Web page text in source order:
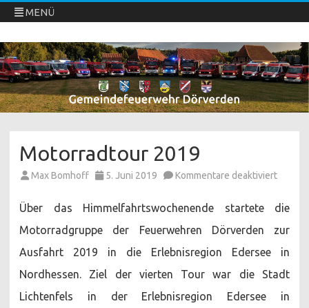
MENÜ
Freiwillige Feuerwehren Dörverden
Direkt
zum
Inhalt
springen
Motorradtour 2019
Max Bomhoff 5. Juni 2019 Kommentare deaktiviertfür
Über das Himmelfahrtswochenende startete die
Motorradgruppe der Feuerwehren Dörverden zur
Ausfahrt 2019 in die Erlebnisregion Edersee in
Nordhessen. Ziel der vierten Tour war die Stadt
Lichtenfels in der Erlebnisregion Edersee in